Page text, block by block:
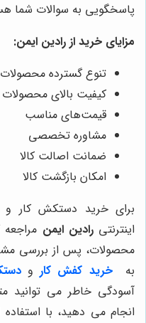
پاسخگویی به سوالات شما
مزایای خرید از رادین ایمن:
تنوع گسترده محصولات
کیفیت بالای محصولات
قیمت‌های مناسب
مشاوره تخصصی
ضمانت اصالت کالا
امکان بازگشت کالا
برای خرید دستکش کار و
اینترنتیرادین ایمن
محصولات، پس از بررسی
به
خرید کفش کار و
آسودگی خاطر می توانید
انجام می دهید، با